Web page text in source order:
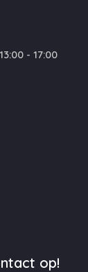
- 17:00
op!